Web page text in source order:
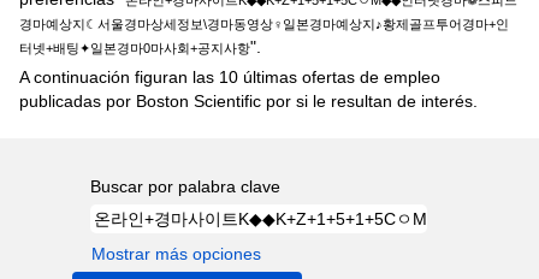
경마예상지☾서울경마상세정보\경마동영상♀일본경마예상지♪황제골프투어경마+인
터넷+배팅✦일본경마0마사회+공지사항".
A continuación figuran las 10 últimas ofertas de empleo
publicadas por Boston Scientific por si le resultan de interés.
Buscar por palabra clave
Mostrar más opciones